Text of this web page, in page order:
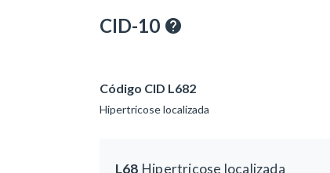
CID-10
Código CID L682
Hipertricose localizada
L68 Hipertricose localizada